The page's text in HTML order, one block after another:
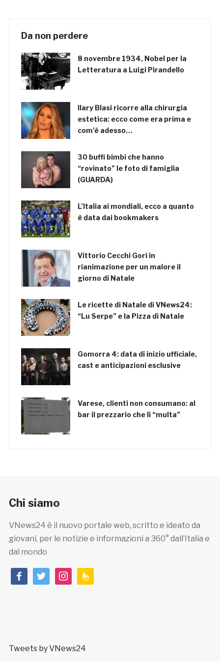
Da non perdere
8 novembre 1934, Nobel per la
Letteratura a Luigi Pirandello
Ilary Blasi ricorre alla chirurgia
estetica: ecco come era prima e
com’è adesso…
30 buffi bimbi che hanno
“rovinato” le foto di famiglia
(GUARDA)
L’Italia ai mondiali, ecco a quanto
è data dai bookmakers
Vittorio Cecchi Gori in
rianimazione per un malore il
giorno di Natale
Le ricette di Natale di VNews24:
“Lu Serpe” e la Pizza di Natale
Gomorra 4: data di inizio ufficiale,
cast e anticipazioni esclusive
Varese, clienti non consumano: al
bar il prezzario che li “multa”
Chi siamo
VNews24 è il nuovo portale web, scritto e ideato da
giovani, per le notizie e informazioni a 360° dall’Italia e
dal mondo
facebooktwitterinstagramfeedburner
Tweets by VNews24